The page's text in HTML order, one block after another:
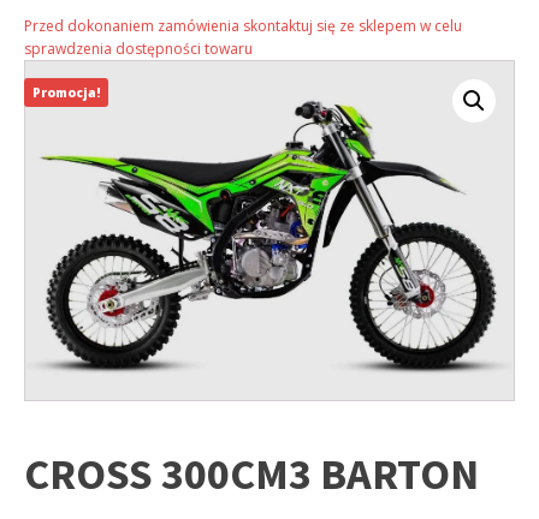
Przed dokonaniem zamówienia skontaktuj się ze sklepem w celu
sprawdzenia dostępności towaru
CROSS 300CM3 BARTON
Promocja!